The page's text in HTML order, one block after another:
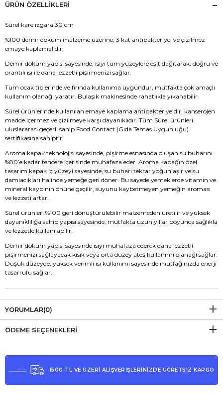
ÜRÜN ÖZELLIKLERI
Sürel kare ızgara 30 cm
%100 demir döküm malzeme üzerine, 3 kat antibakteriyel ve çizilmez
emaye kaplamalıdır.
Demir döküm yapısı sayesinde, ısıyı tüm yüzeylere eşit dağıtarak, doğru ve
orantılı ısı ile daha lezzetli pişirmenizi sağlar.
Tüm ocak tiplerinde ve fırında kullanıma uygundur, mutfakta çok amaçlı
kullanım olanağı yaratır. Bulaşık makinesinde rahatlıkla yıkanabilir.
Sürel ürünlerinde kullanılan emaye kaplama antibakteriyeldir, kanserojen
madde içermez ve çizilmeye karşı dayanıklıdır. Tüm Sürel ürünleri
uluslararası geçerli sahip Food Contact (Gıda Temas Uygunluğu)
sertifikasına sahiptir.
Aroma kapak teknolojisi sayesinde, pişirme esnasında oluşan su buharını
%80’e kadar tencere içerisinde muhafaza eder. Aroma kapağın özel
tasarım kapak iç yüzeyi sayesinde, su buharı tekrar yoğunlaşır ve su
damlacıkları halinde yemeğe geri döner. Bu sayede yemeklerde vitamin ve
mineral kaybının önüne geçilir, suyunu kaybetmeyen yemeğin aroması
ve lezzeti artar.
Sürel ürünleri %100 geri dönüştürülebilir malzemeden üretilir ve yüksek
dayanıklılığa sahip yapısı sayesinde, mutfakta uzun yıllar boyunca sağlıkla
ve lezzetle kullanılabilir.
Demir döküm yapısı sayesinde ısıyı muhafaza ederek daha lezzetli
pişirmenizi sağlayacak kısık veya orta düzey ateş kullanımı olanağı sağlar.
Düşük düzeyde, yüksek verimli ısı kullanımı sayesinde mutfağınızda enerji
tasarrufu sağlar.
YORUMLAR(0)
ÖDEME SEÇENEKLERI
1500 TL VE ÜZERİ ALIŞVERİŞLERİNİZDE ÜCRETSİZ KARGO